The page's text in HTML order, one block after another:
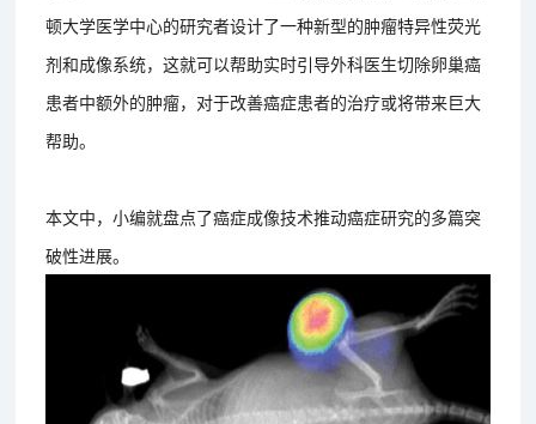
顿大学医学中心的研究者设计了一种新型的肿瘤特异性荧光
剂和成像系统，这就可以帮助实时引导外科医生切除卵巢癌
患者中额外的肿瘤，对于改善癌症患者的治疗或将带来巨大
帮助。
本文中，小编就盘点了癌症成像技术推动癌症研究的多篇突
破性进展。